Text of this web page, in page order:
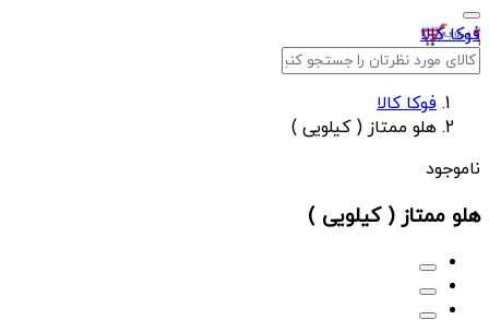
فوکا کالا
فوکا کالا
هلو ممتاز ( کیلویی )
ناموجود
هلو ممتاز ( کیلویی )